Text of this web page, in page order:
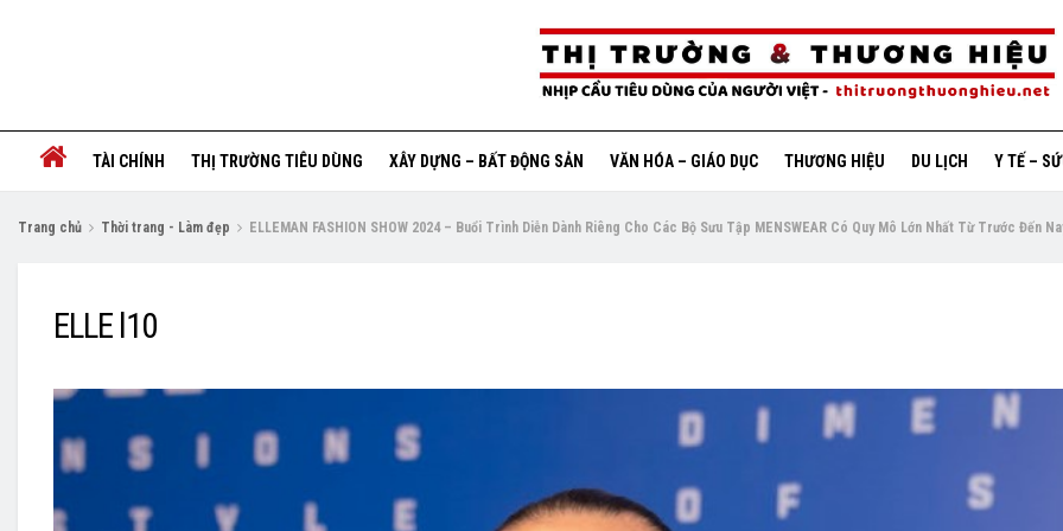
TÀI CHÍNH THỊ TRƯỜNG TIÊU DÙNG XÂY DỰNG – BẤT ĐỘNG SẢN VĂN HÓA – GIÁO DỤC THƯƠNG HIỆU DU LỊCH Y TẾ –
Trang chủ Thời trang - Làm đẹp ELLEMAN FASHION SHOW 2024 – Buổi Trình Diễn Dành Riêng Cho Các Bộ Sưu Tập MENSWEAR Có Quy Mô Lớn Nhất Từ Trước Đến
ELLE l10